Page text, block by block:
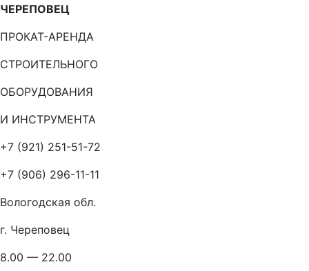
ЧЕРЕПОВЕЦ
ПРОКАТ-АРЕНДА
СТРОИТЕЛЬНОГО
ОБОРУДОВАНИЯ
И ИНСТРУМЕНТА
+7 (921) 251-51-72
+7 (906) 296-11-11
Вологодская обл.
г. Череповец
8.00 — 22.00